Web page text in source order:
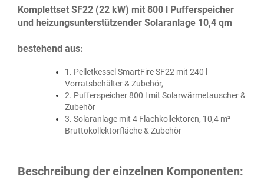
Komplettset SF22 (22 kW) mit 800 l Pufferspeicher
und heizungsunterstützender Solaranlage 10,4 qm
bestehend aus:
1. Pelletkessel SmartFire SF22 mit 240 l
Vorratsbehälter & Zubehör,
2. Pufferspeicher 800 l mit Solarwärmetauscher &
Zubehör
3. Solaranlage mit 4 Flachkollektoren, 10,4 m²
Bruttokollektorfläche & Zubehör
Beschreibung der einzelnen Komponenten: